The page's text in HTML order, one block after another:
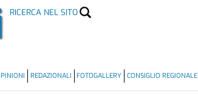
RICERCA NEL SITO
REDAZIONALI FOTOGALLERY CONSIGLIO REGIONALE